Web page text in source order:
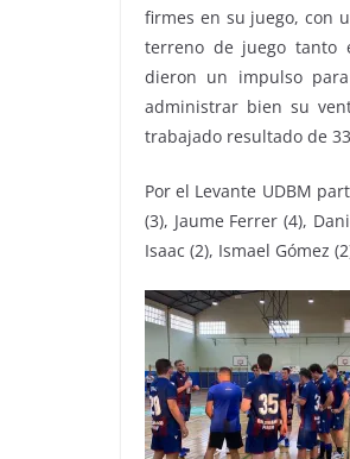
firmes en su juego, con
terreno de juego tanto
dieron un impulso
administrar bien su
trabajado resultado de
Por el Levante UDBM
(3), Jaume Ferrer (4),
Isaac (2), Ismael Gómez